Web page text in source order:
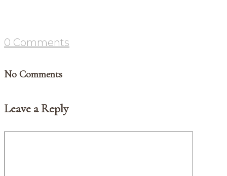
0 Comments
No Comments
Leave a Reply